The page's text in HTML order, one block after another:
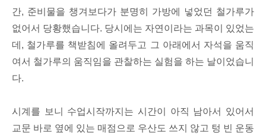
간, 준비물을 챙겨보다가 분명히 가방에 넣었던 철가루가
없어서 당황했습니다. 당시에는 자연이라는 과목이 있었는
데, 철가루를 책받침에 올려두고 그 아래에서 자석을 움직
여서 철가루의 움직임을 관찰하는 실험을 하는 날이었습니
다.
시계를 보니 수업시작까지는 시간이 아직 남아서 있어서
교문 바로 옆에 있는 매점으로 우산도 쓰지 않고 텅 빈 운동